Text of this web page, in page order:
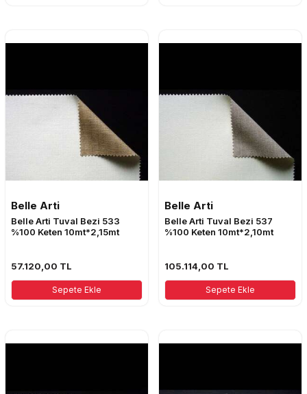
Belle Arti
Belle Arti Tuval Bezi 533
%100 Keten 10mt*2,15mt
57.120,00 TL
Sepete Ekle
Belle Arti
Belle Arti Tuval Bezi 537
%100 Keten 10mt*2,10mt
105.114,00 TL
Sepete Ekle